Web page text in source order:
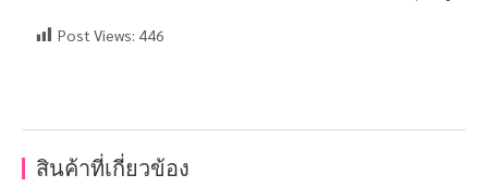
Post Views: 446
สินค้าที่เกี่ยวข้อง